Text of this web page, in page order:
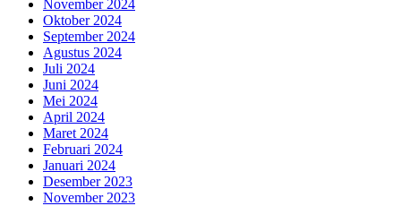
November 2024
Oktober 2024
September 2024
Agustus 2024
Juli 2024
Juni 2024
Mei 2024
April 2024
Maret 2024
Februari 2024
Januari 2024
Desember 2023
November 2023